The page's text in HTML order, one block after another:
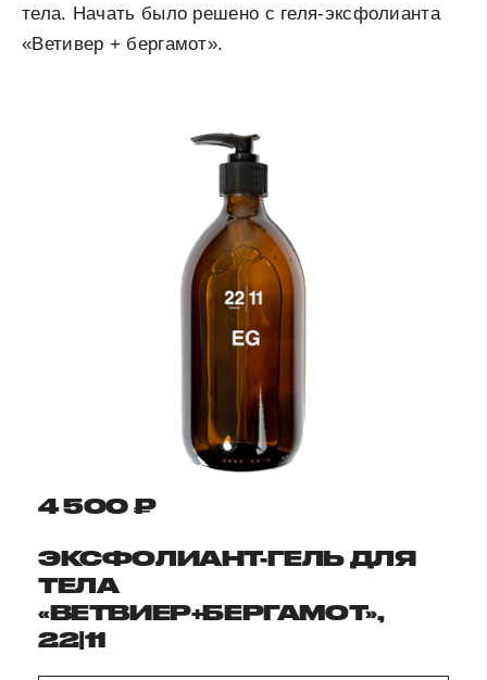
тела. Начать было решено с геля-эксфолианта
«Ветивер + бергамот».
4 500 ₽
ЭКСФОЛИАНТ-ГЕЛЬ ДЛЯ
ТЕЛА
«ВЕТВИЕР+БЕРГАМОТ»,
22|11